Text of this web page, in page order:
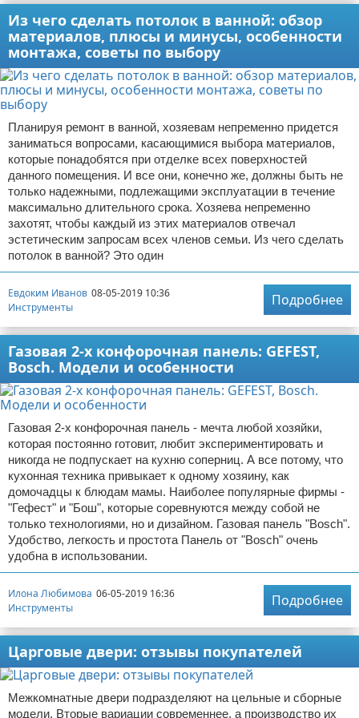
Из чего сделать потолок в ванной: обзор
материалов, плюсы и минусы, особенности
монтажа, советы по выбору
Планируя ремонт в ванной, хозяевам непременно придется
заниматься вопросами, касающимися выбора материалов,
которые понадобятся при отделке всех поверхностей
данного помещения. И все они, конечно же, должны быть не
только надежными, подлежащими эксплуатации в течение
максимально длительного срока. Хозяева непременно
захотят, чтобы каждый из этих материалов отвечал
эстетическим запросам всех членов семьи. Из чего сделать
потолок в ванной? Это один
Евдоким Иванов 08-05-2019 10:36
Инструменты
Подробнее
Газовая 2-х конфорочная панель: GEFEST,
Bosch. Модели и особенности
Газовая 2-х конфорочная панель - мечта любой хозяйки,
которая постоянно готовит, любит экспериментировать и
никогда не подпускает на кухню соперниц. А все потому, что
кухонная техника привыкает к одному хозяину, как
домочадцы к блюдам мамы. Наиболее популярные фирмы -
"Гефест" и "Бош", которые соревнуются между собой не
только технологиями, но и дизайном. Газовая панель "Bosch".
Удобство, легкость и простота Панель от "Bosch" очень
удобна в использовании.
Илона Любимова 06-05-2019 16:36
Инструменты
Подробнее
Царговые двери: отзывы покупателей
Межкомнатные двери подразделяют на цельные и сборные
модели. Вторые вариации современнее, а производство их